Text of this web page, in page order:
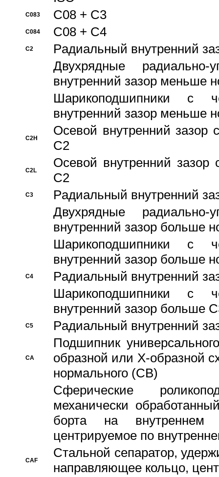
C083 C08 + C3
C084 C08 + C4
C2
Pадиальный внутренний
Двухрядные радиально-
внутренний зазор меньше
Шарикоподшипники с
внутренний зазор меньше
C2H
Осевой внутренний зазор
C2
C2L
Осевой внутренний зазор
C2
C3
Pадиальный внутренний
Двухрядные радиально-
внутренний зазор больше
Шарикоподшипники с
внутренний зазор больше
C4
Pадиальный внутренний
Шарикоподшипники с
внутренний зазор больше
C5 Pадиальный внутренний
CA
Подшипник
образной или Х-образной
нормального (CB)
Сферические
механически
борта на внутреннем
центрируемое по
CAF
Стальной сепаратор,
направляющее кольцо,